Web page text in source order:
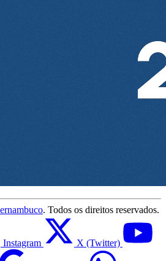
. Todos os direitos reservados.
Instagram X (Twitter)